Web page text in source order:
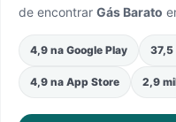
de encontrar Gás Barato
4,9 na Google Play 37,5
4,9 na App Store 2,9